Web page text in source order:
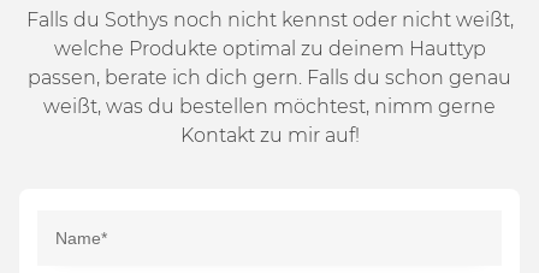
Falls du Sothys noch nicht kennst oder nicht weißt,
welche Produkte optimal zu deinem Hauttyp
passen, berate ich dich gern. Falls du schon genau
weißt, was du bestellen möchtest, nimm gerne
Kontakt zu mir auf!